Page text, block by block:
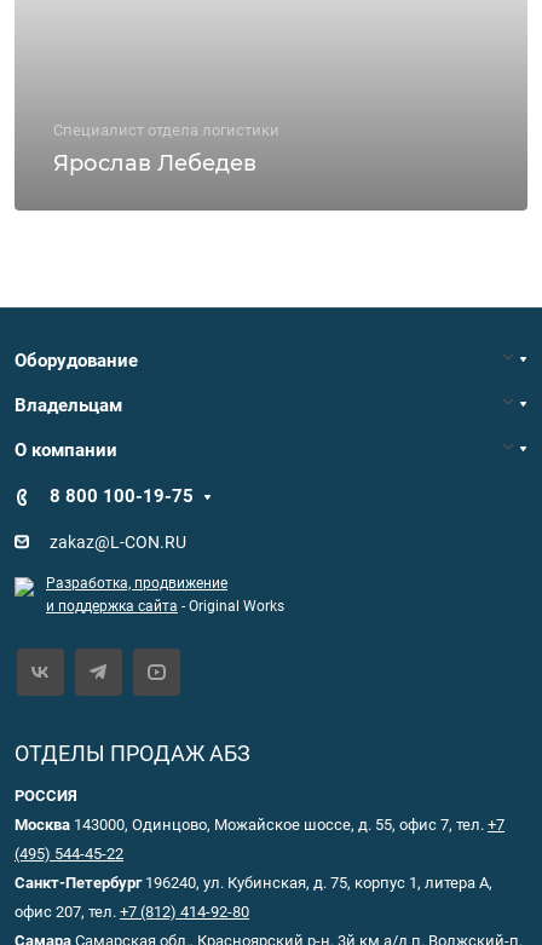
Специалист отдела логистики
Ярослав Лебедев
Оборудование
Владельцам
О компании
8 800 100-19-75
zakaz@L-CON.RU
Разработка, продвижение
и поддержка сайта - Original Works
ОТДЕЛЫ ПРОДАЖ АБЗ
РОССИЯ
Москва 143000, Одинцово, Можайское шоссе, д. 55, офис 7, тел. +7
(495) 544-45-22
Санкт-Петербург196240, ул. Кубинская, д. 75, корпус 1, литера А,
офис 207, тел. +7 (812) 414-92-80
Самара Самарская обл., Красноярский р-н, 3й км а/д п. Волжский-п.